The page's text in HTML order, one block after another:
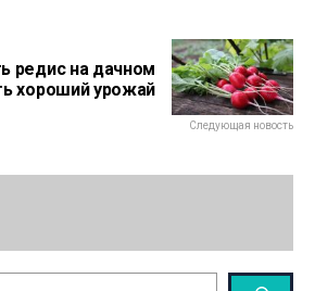
редис на дачном
хороший урожай
Следующая новость